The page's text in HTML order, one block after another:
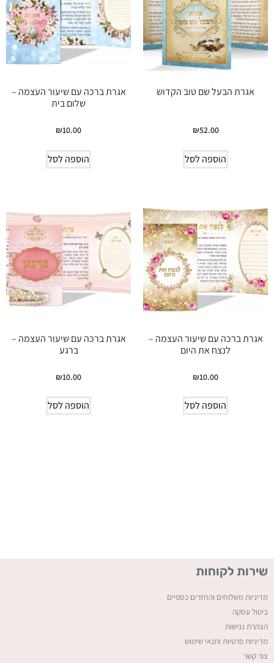
אגרת הבעל שם טוב הקדוש
₪52.00
הוספה לסל
אגרת ברכה עם שיעור העצמה –
שלום בית
₪10.00
הוספה לסל
אגרת ברכה עם שיעור העצמה –
לנצח את היום
₪10.00
הוספה לסל
אגרת ברכה עם שיעור העצמה –
ברגע
₪10.00
הוספה לסל
שירות לקוחות
מדיניות משלוחים והחזרים כספיים
ביטול עסקה
הצהרת נגישות
מדיניות פרטיות ותנאי שימוש
צור קשר